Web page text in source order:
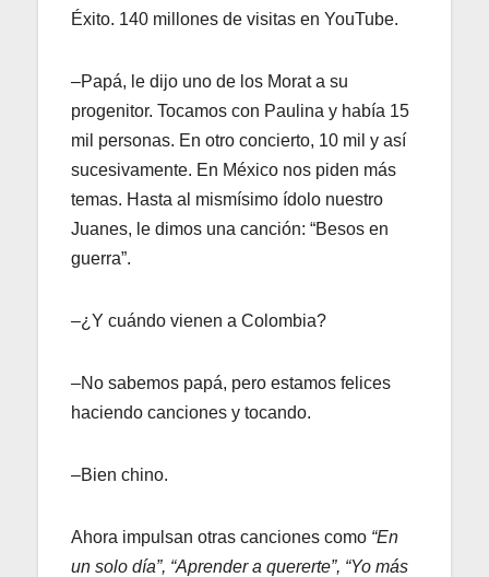
Éxito. 140 millones de visitas en YouTube.
–Papá, le dijo uno de los Morat a su
progenitor. Tocamos con Paulina y había 15
mil personas. En otro concierto, 10 mil y así
sucesivamente. En México nos piden más
temas. Hasta al mismísimo ídolo nuestro
Juanes, le dimos una canción: “Besos en
guerra”.
–¿Y cuándo vienen a Colombia?
–No sabemos papá, pero estamos felices
haciendo canciones y tocando.
–Bien chino.
Ahora impulsan otras canciones como “En
un solo día”, “Aprender a quererte”, “Yo más